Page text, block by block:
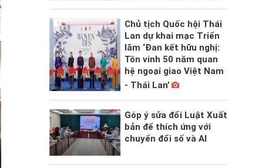
Chủ tịch Quốc hội Thái
Lan dự khai mạc Triển
lãm ‘Đan kết hữu nghị:
Tôn vinh 50 năm quan
hệ ngoại giao Việt Nam
- Thái Lan’
Góp ý sửa đổi Luật Xuất
bản để thích ứng với
chuyển đổi số và AI